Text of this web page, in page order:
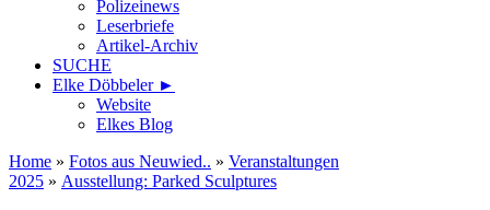
Polizeinews
Leserbriefe
Artikel-Archiv
SUCHE
Elke Döbbeler ►
Website
Elkes Blog
Home » Fotos aus Neuwied.. » Veranstaltungen
2025 » Ausstellung: Parked Sculptures